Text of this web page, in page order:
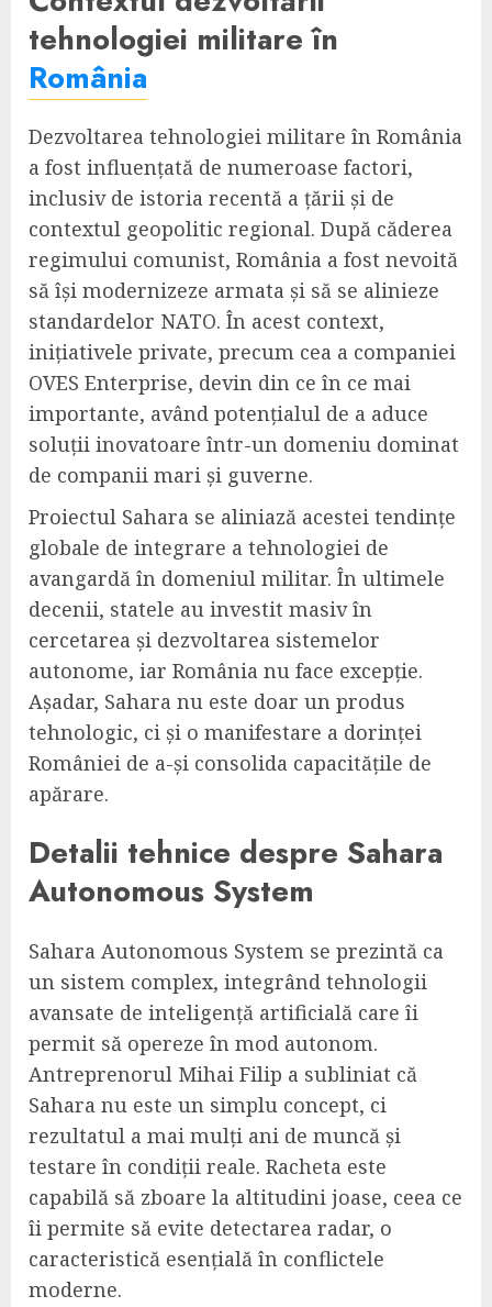
tehnologiei militare în
România
Dezvoltarea tehnologiei militare în România
a fost influențată de numeroase factori,
inclusiv de istoria recentă a țării și de
contextul geopolitic regional. După căderea
regimului comunist, România a fost nevoită
să își modernizeze armata și să se alinieze
standardelor NATO. În acest context,
inițiativele private, precum cea a companiei
OVES Enterprise, devin din ce în ce mai
importante, având potențialul de a aduce
soluții inovatoare într-un domeniu dominat
de companii mari și guverne.
Proiectul Sahara se aliniază acestei tendințe
globale de integrare a tehnologiei de
avangardă în domeniul militar. În ultimele
decenii, statele au investit masiv în
cercetarea și dezvoltarea sistemelor
autonome, iar România nu face excepție.
Așadar, Sahara nu este doar un produs
tehnologic, ci și o manifestare a dorinței
României de a-și consolida capacitățile de
apărare.
Detalii tehnice despre Sahara
Autonomous System
Sahara Autonomous System se prezintă ca
un sistem complex, integrând tehnologii
avansate de inteligență artificială care îi
permit să opereze în mod autonom.
Antreprenorul Mihai Filip a subliniat că
Sahara nu este un simplu concept, ci
rezultatul a mai mulți ani de muncă și
testare în condiții reale. Racheta este
capabilă să zboare la altitudini joase, ceea ce
îi permite să evite detectarea radar, o
caracteristică esențială în conflictele
moderne.